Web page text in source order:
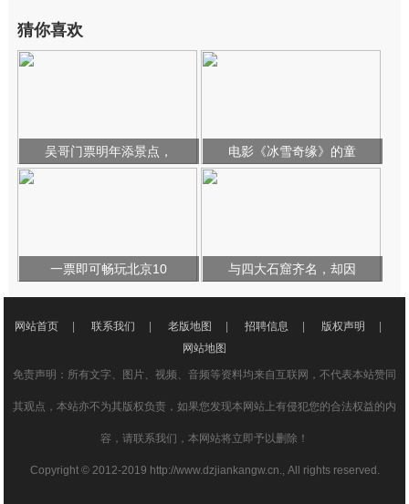
猜你喜欢
吴哥门票明年添景点， 电影《冰雪奇缘》的童
一票即可畅玩北京10 与四大石窟齐名，却因
网站首页 | 联系我们 | 老版地图 | 招聘信息 | 版权声明
|
网站地图
免责声明：所有文字、图片、视频、音频等资料均来自互联网，不代表本站赞同
其观点，本站亦不为其版权负责，如果您发现本网站上有侵犯您的合法权益的内
容，请联系我们，本网站将立即予以删除！
Copyright © 2012-2019 http://www.dzjiankangw.cn., All rights reserved.